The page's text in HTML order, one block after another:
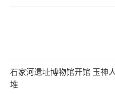
石家河遗址博物馆开馆 玉神
堆